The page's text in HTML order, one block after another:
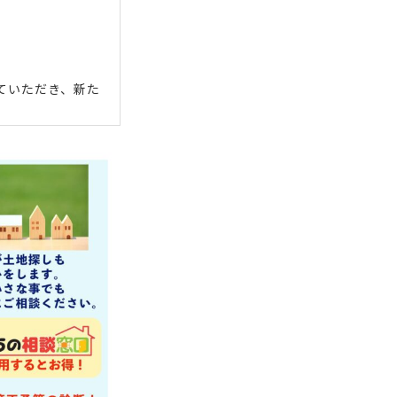
いただき、新た